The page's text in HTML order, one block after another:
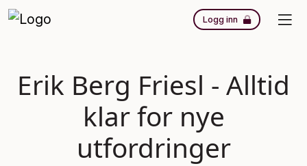
Logg inn
Erik Berg Friesl - Alltid
klar for nye
utfordringer